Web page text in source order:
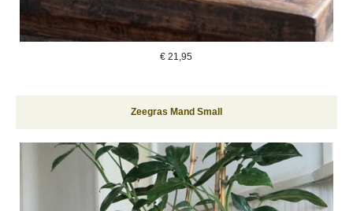
€21,95
Zeegras Mand Small